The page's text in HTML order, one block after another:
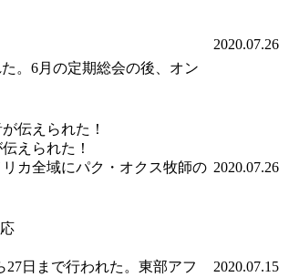
。6月の定期総会の後、オン
2020.07.26
えられた！
カ全域にパク・オクス牧師の 2020.07.26
日まで行われた。東部アフ
2020.07.15